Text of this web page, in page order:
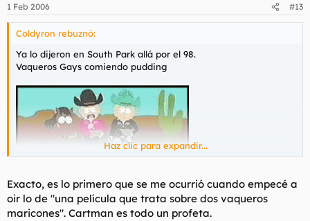
1 Feb 2006 #13
Coldyron rebuznó:
Ya lo dijeron en South Park allá por el 98.
Vaqueros Gays comiendo pudding
Haz clic para expandir...
Exacto, es lo primero que se me ocurrió cuando empecé a
oir lo de "una película que trata sobre dos vaqueros
maricones". Cartman es todo un profeta.